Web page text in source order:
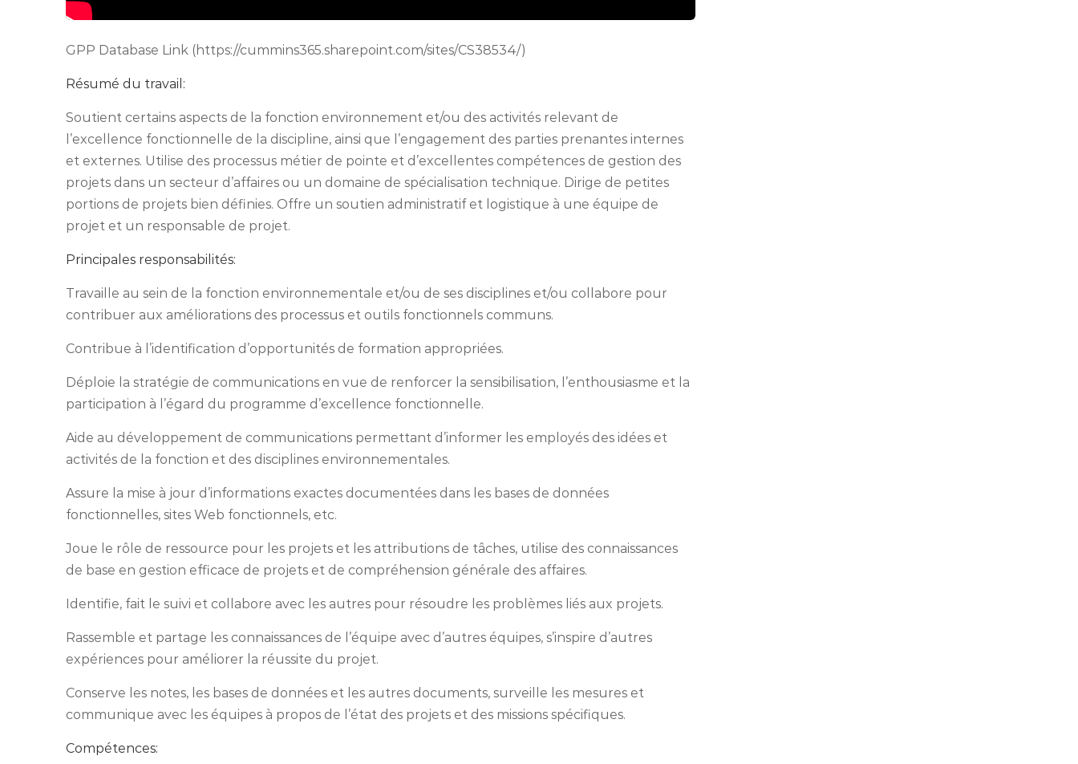
GPP Database Link (https://cummins365.sharepoint.com/sites/CS38534/)
Résumé du travail:
Soutient certains aspects de la fonction environnement et/ou des activités relevant de
l’excellence fonctionnelle de la discipline, ainsi que l’engagement des parties prenantes internes
et externes. Utilise des processus métier de pointe et d’excellentes compétences de gestion des
projets dans un secteur d’affaires ou un domaine de spécialisation technique. Dirige de petites
portions de projets bien définies. Offre un soutien administratif et logistique à une équipe de
projet et un responsable de projet.
Principales responsabilités:
Travaille au sein de la fonction environnementale et/ou de ses disciplines et/ou collabore pour
contribuer aux améliorations des processus et outils fonctionnels communs.
Contribue à l’identification d’opportunités de formation appropriées.
Déploie la stratégie de communications en vue de renforcer la sensibilisation, l’enthousiasme et la
participation à l’égard du programme d’excellence fonctionnelle.
Aide au développement de communications permettant d’informer les employés des idées et
activités de la fonction et des disciplines environnementales.
Assure la mise à jour d’informations exactes documentées dans les bases de données
fonctionnelles, sites Web fonctionnels, etc.
Joue le rôle de ressource pour les projets et les attributions de tâches, utilise des connaissances
de base en gestion efficace de projets et de compréhension générale des affaires.
Identifie, fait le suivi et collabore avec les autres pour résoudre les problèmes liés aux projets.
Rassemble et partage les connaissances de l’équipe avec d’autres équipes, s’inspire d’autres
expériences pour améliorer la réussite du projet.
Conserve les notes, les bases de données et les autres documents, surveille les mesures et
communique avec les équipes à propos de l’état des projets et des missions spécifiques.
Compétences: